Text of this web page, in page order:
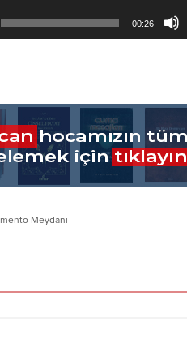
00:26
Meydanı